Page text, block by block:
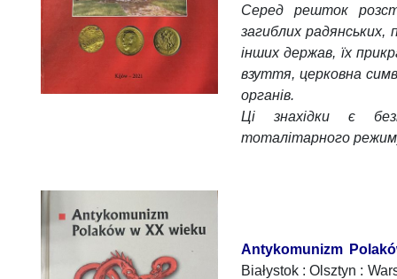
Серед решток
загиблих радянських,
інших держав, їх
взуття, церковна
органів.
Ці знахідки є
тоталітарного
Antykomunizm
Białystok : Olsztyn :